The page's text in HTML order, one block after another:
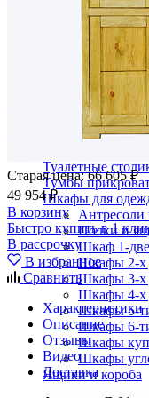
Кровати
Зеркала
Комоды
Кровати
Кровати
Кровати
Кровати
Решетки и
Спальные
Туалетные
Тумбы
Шкафы для
Полки и
Шкаф 1-
Шкафы 2-х
Шкафы 3-х
Шкафы 4-х
Шкафы 5-
Шкафы 6-
Шкафы
Шкафы
Ящики и короба
Старая цена:66 605 ₽
49 954 ₽
В корзину
Быстро купить в 1
В рассрочку
В избранное
Сравнить
Характеристики
Описание
Отзывы
Видео
Доставка